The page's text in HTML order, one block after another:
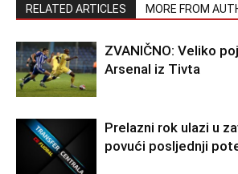
RELATED ARTICLES MORE FROM
ZVANIČNO: Veliko
Arsenal iz Tivta
Prelazni rok ulazi u
povući posljednji